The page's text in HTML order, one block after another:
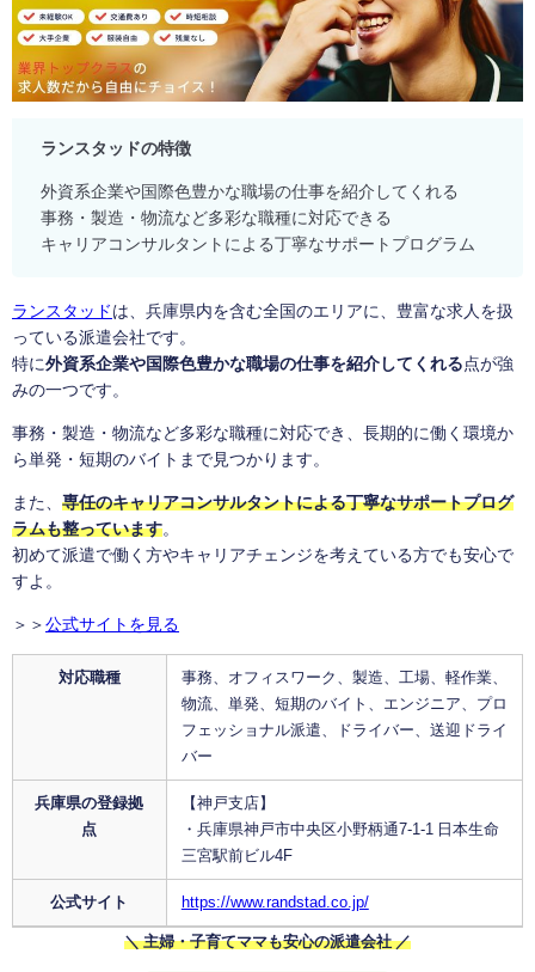
ランスタッドの特徴
外資系企業や国際色豊かな職場の仕事を紹介してくれる
事務・製造・物流など多彩な職種に対応できる
キャリアコンサルタントによる丁寧なサポートプログラム
ランスタッド は、兵庫県内を含む全国のエリアに、豊富な求人を扱
っている派遣会社です。
特に外資系企業や国際色豊かな職場の仕事を紹介してくれる 点が強
みの一つです。
事務・製造・物流など多彩な職種に対応でき、長期的に働く環境か
ら単発・短期のバイトまで見つかります。
また、 専任のキャリアコンサルタントによる丁寧なサポートプログ
ラムも整っています
初めて派遣で働く方やキャリアチェンジを考えている方でも安心で
すよ。
＞＞ 公式サイトを見る
対応職種
事務、オフィスワーク、製造、工場、軽作業、
物流、単発、短期のバイト、エンジニア、プロ
フェッショナル派遣、ドライバー、送迎ドライ
バー
兵庫県の登録拠
点
【神戸支店】
・兵庫県神戸市中央区小野柄通7-1-1 日本生命
三宮駅前ビル4F
公式サイト https://www.randstad.co.jp/
＼ 主婦・子育てママも安心の派遣会社 ／